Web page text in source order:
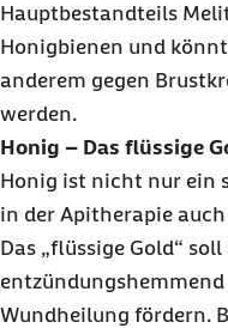
Hauptbestandteils
Honigbienen und
anderem gegen
werden.
Honig – Das flüssige
Honig ist nicht nur ein
in der Apitherapie
Das „flüssige Gold“
Wundheilung fördern.